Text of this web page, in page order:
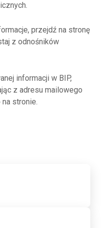
przejdź na stronę
z odnośników
informacji w BIP,
z adresu mailowego
stronie.